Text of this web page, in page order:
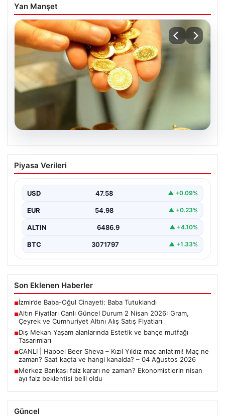
Yan Manşet
Altın Fiyatları Canlı Güncel Durum 2
Nisan 2026: Gram, Çeyrek ve
2 Nisan 2026 tarihi itibarıyla altın piyasasında yaşanan
Piyasa Verileri
USD 47.58 ▲ +0.09%
EUR 54.98 ▲ +0.23%
ALTIN 6486.9 ▲ +4.10%
BTC 3071797 ▲ +1.33%
Son Eklenen Haberler
■İzmir’de Baba-Oğul Cinayeti: Baba Tutuklandı
■Altın Fiyatları Canlı Güncel Durum 2 Nisan 2026: Gram,
Çeyrek ve Cumhuriyet Altını Alış Satış Fiyatları
■Dış Mekan Yaşam alanlarında Estetik ve bahçe mutfağı
Tasarımları
■CANLI | Hapoel Beer Sheva – Kızıl Yıldız maç anlatımı! Maç ne
zaman? Saat kaçta ve hangi kanalda? – 04 Ağustos 2026
■Merkez Bankası faiz kararı ne zaman? Ekonomistlerin nisan
ayı faiz beklentisi belli oldu
Güncel